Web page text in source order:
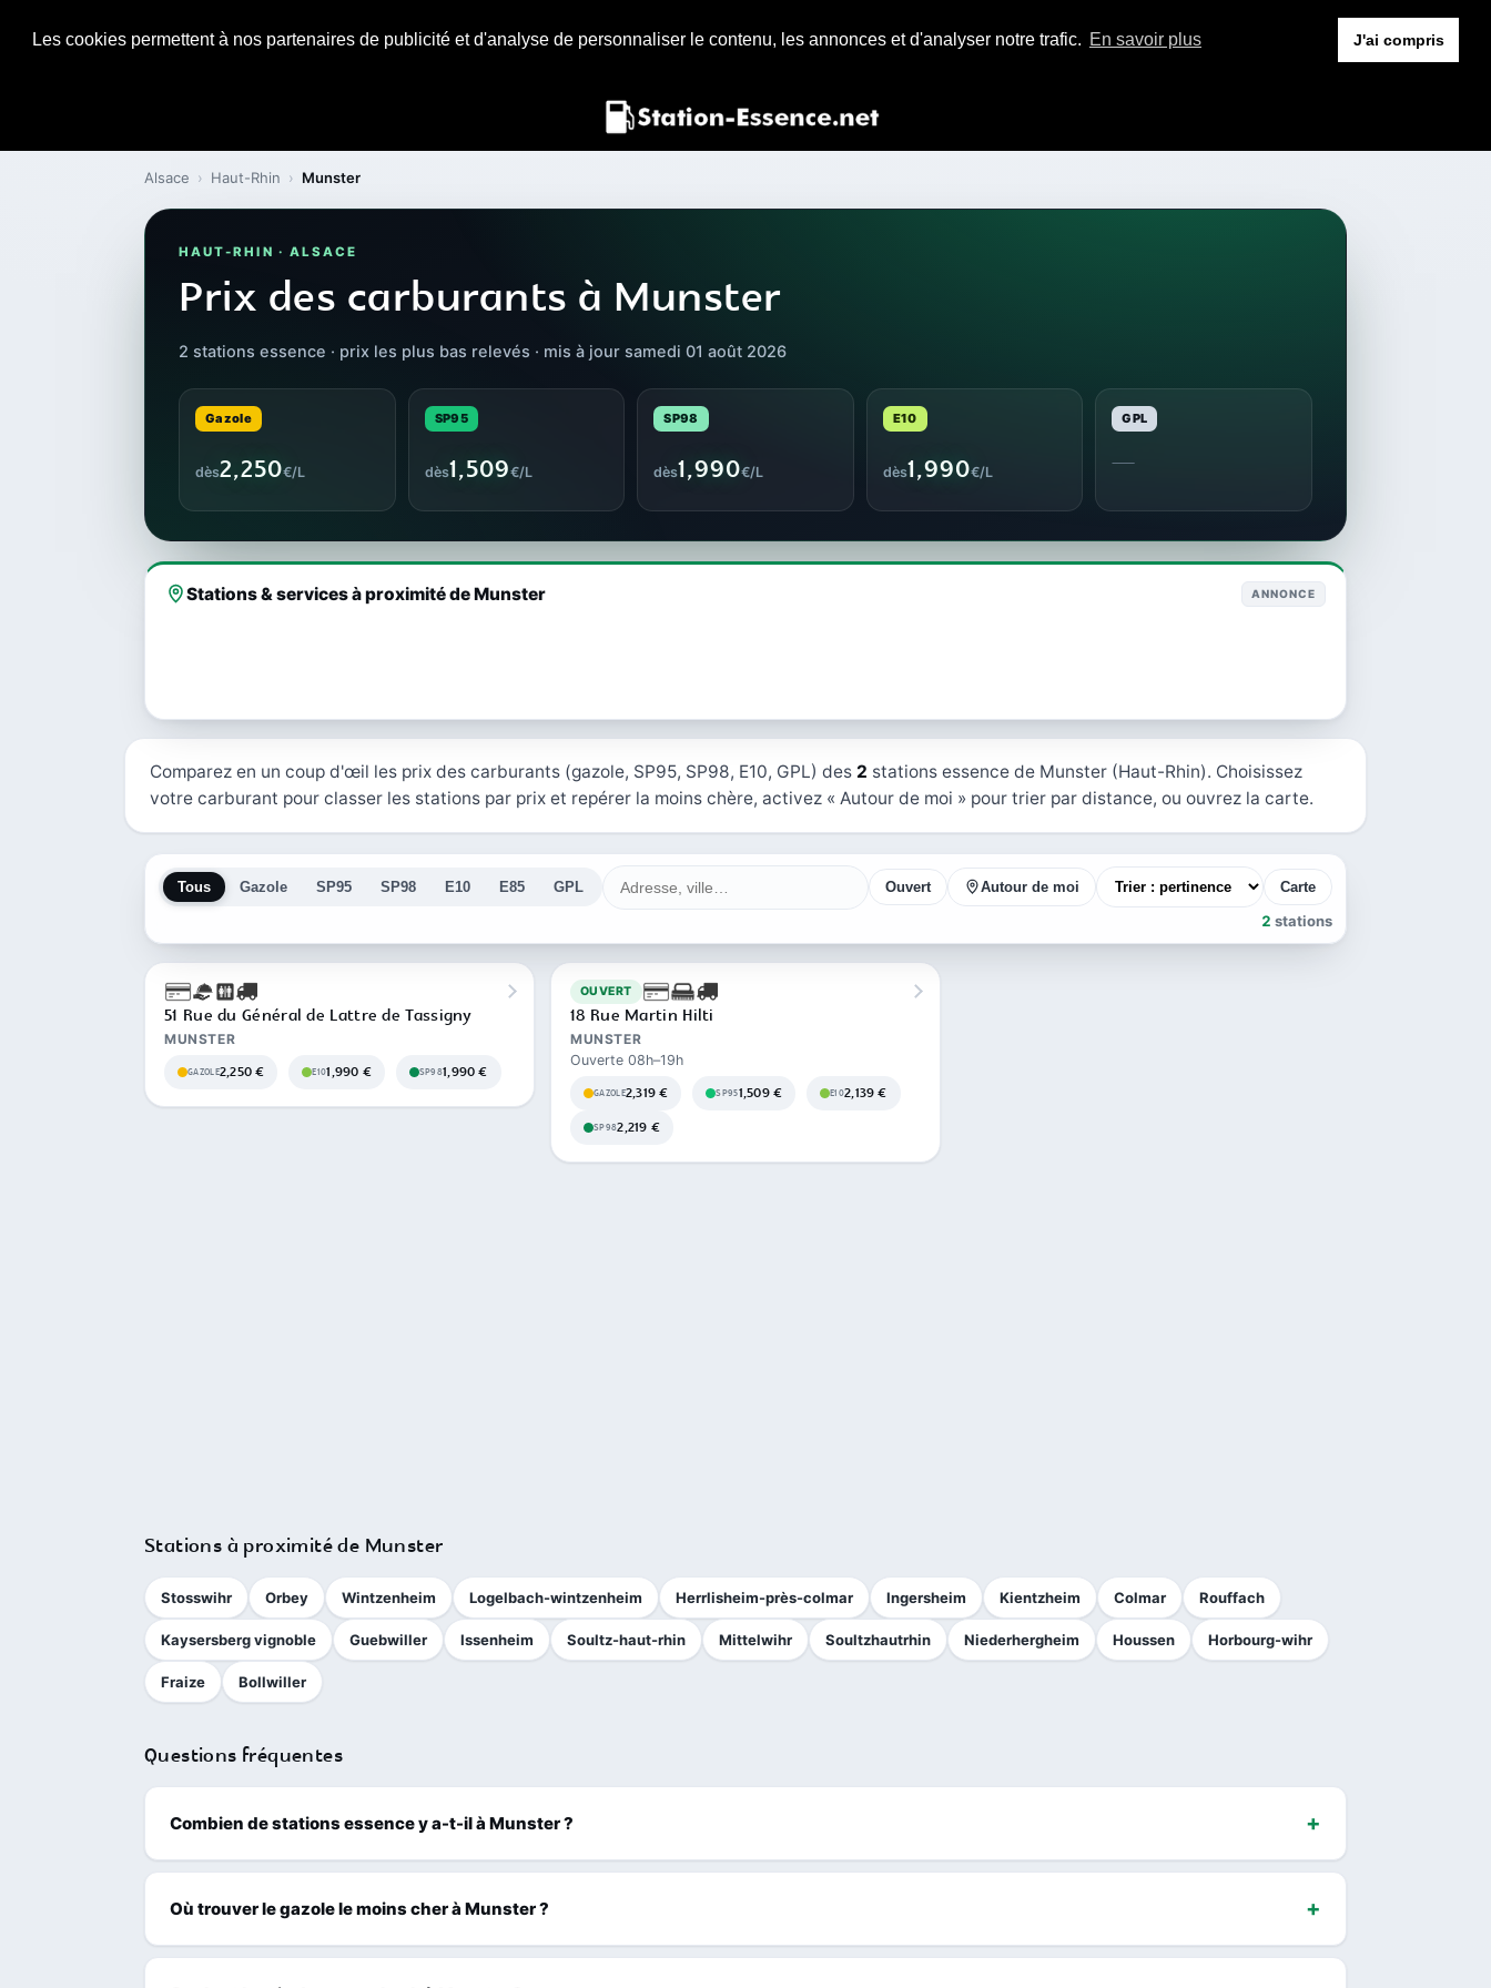
Les cookies permettent à nos partenaires de publicité et d'analyse de personnaliser le contenu, les annonces et d'analyser notre trafic. En savoir plus J'ai compris
Alsace › Haut-Rhin › Munster
HAUT-RHIN · ALSACE
Prix des carburants à Munster
2 stations essence · prix les plus bas relevés · mis à jour samedi 01 août 2026
Gazole
dès2,250€/L
SP95
dès1,509€/L
SP98
dès1,990€/L
E10
dès1,990€/L
GPL
—
Stations & services à proximité de Munster ANNONCE
Comparez en un coup d'œil les prix des carburants (gazole, SP95, SP98, E10, GPL) des 2 stations essence de Munster (Haut-Rhin). Choisissez
votre carburant pour classer les stations par prix et repérer la moins chère, activez « Autour de moi » pour trier par distance, ou ouvrez la carte.
Tous Gazole SP95 SP98 E10 E85 GPL Ouvert Autour de moi Carte
2 stations
51 Rue du Général de Lattre de Tassigny
MUNSTER
GAZOLE2,250 € E101,990 € SP981,990 €
OUVERT
18 Rue Martin Hilti
MUNSTER
Ouverte 08h–19h
GAZOLE2,319 € SP951,509 € E102,139 €
SP982,219 €
Stations à proximité de Munster
Stosswihr Orbey Wintzenheim Logelbach-wintzenheim Herrlisheim-près-colmar Ingersheim Kientzheim Colmar Rouffach
Kaysersberg vignoble Guebwiller Issenheim Soultz-haut-rhin Mittelwihr Soultzhautrhin Niederhergheim Houssen Horbourg-wihr
Fraize Bollwiller
Questions fréquentes
Combien de stations essence y a-t-il à Munster ?
Où trouver le gazole le moins cher à Munster ?